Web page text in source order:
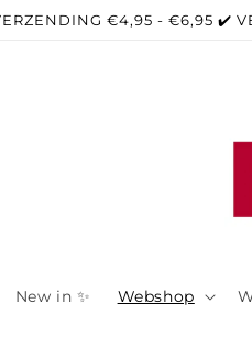
€4,95 - €6,95 ✔️
New in ✨ Webshop